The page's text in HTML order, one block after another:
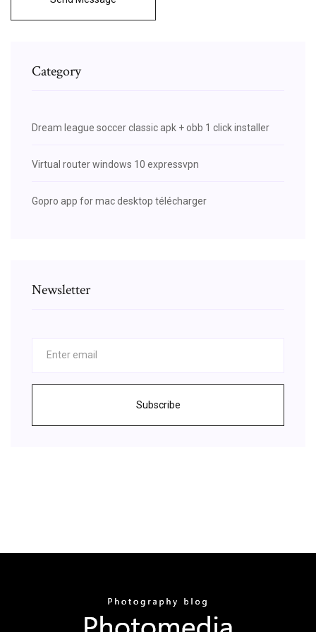
Category
Dream league soccer classic apk + obb 1 click installer
Virtual router windows 10 expressvpn
Gopro app for mac desktop télécharger
Newsletter
Subscribe